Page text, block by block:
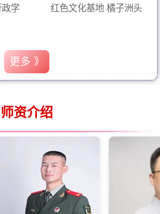
政学
红色文化基地 橘子洲头
更多 》
师资介绍